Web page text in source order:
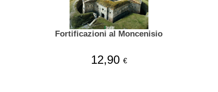
Fortificazioni al Moncenisio
12,90 €